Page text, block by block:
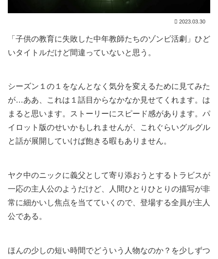
2023.03.30
「子供の教育に失敗した中年教師たちのゾンビ活劇」ひど
いタイトルだけど間違っていないと思う。
シーズン１の１をなんとなく気分を変えるために見てみた
が…ああ、これは１話目からなかなか見せてくれます。は
まると思います。ストーリーにスピード感があります。パ
イロット版のせいかもしれませんが、これぐらいグルグル
と話が展開していけば飽きる暇もありません。
ヤク中のニックに義父として寄り添おうとするトラビスが
一応の主人公のようだけど、人間ひとりひとりの描写が非
常に細かいし焦点を当てていくので、登場する全員が主人
公である。
ほんの少しの短い時間でどういう人物なのか？を少しずつ